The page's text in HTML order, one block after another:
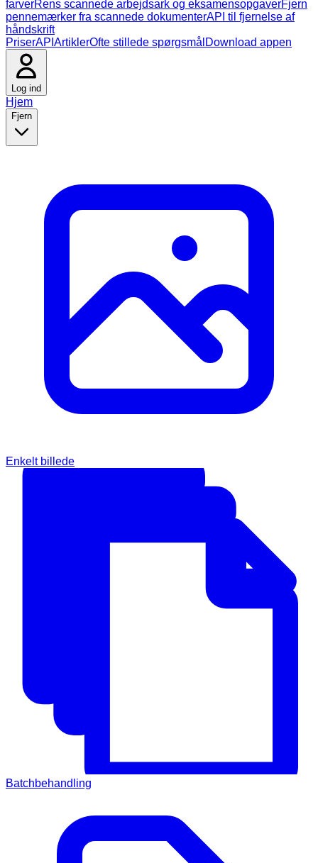
farverRens scannede arbejdsark og eksamensopgaverFjern
pennemærker fra scannede dokumenterAPI til fjernelse af
håndskrift
PriserAPI ArtiklerOfte stillede spørgsmål Download appen
Log ind
Hjem
Fjern
Enkelt billede
Batchbehandling